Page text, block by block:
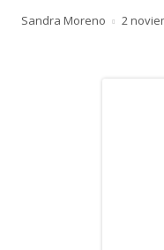
Autor
Sandra Moreno 2